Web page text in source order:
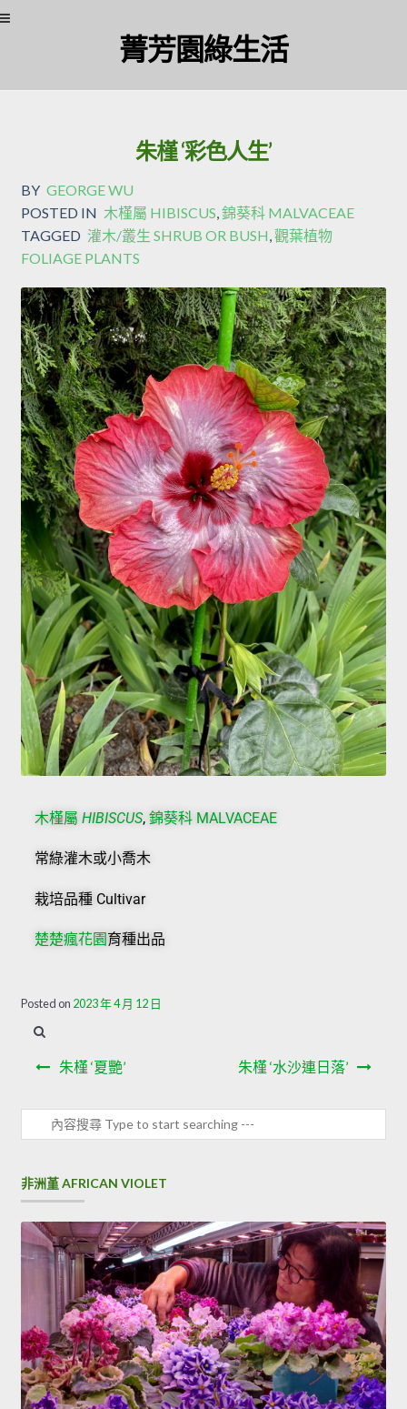
菁芳園綠生活
朱槿 ‘彩色人生’
BY GEORGE WU
POSTED IN 木槿屬 HIBISCUS,錦葵科 MALVACEAE
TAGGED 灌木/叢生 SHRUB OR BUSH,觀葉植物
FOLIAGE PLANTS
木槿屬 HIBISCUS, 錦葵科 MALVACEAE
常綠灌木或小喬木
栽培品種 Cultivar
楚楚瘋花園 育種出品
Posted on 2023 年 4 月 12 日
朱槿 ‘夏艷’ 朱槿 ‘水沙連日落’
非洲堇 AFRICAN VIOLET